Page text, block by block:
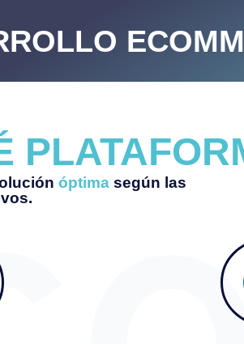
óptima según las